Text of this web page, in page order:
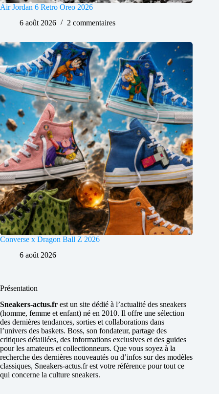
Air Jordan 6 Retro Oreo 2026
6 août 2026
2 commentaires
Converse x Dragon Ball Z 2026
6 août 2026
Présentation
Sneakers-actus.fr est un site dédié à l’actualité des sneakers
(homme, femme et enfant) né en 2010. Il offre une sélection
des dernières tendances, sorties et collaborations dans
l’univers des baskets. Boss, son fondateur, partage des
critiques détaillées, des informations exclusives et des guides
pour les amateurs et collectionneurs. Que vous soyez à la
recherche des dernières nouveautés ou d’infos sur des modèles
classiques, Sneakers-actus.fr est votre référence pour tout ce
qui concerne la culture sneakers.